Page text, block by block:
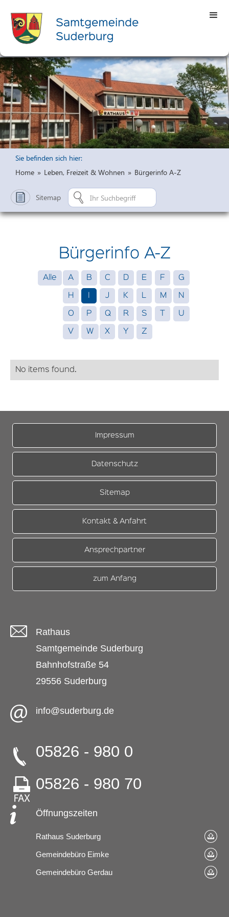
Sie befinden sich hier:
Home » Leben, Freizeit & Wohnen » Bürgerinfo A-Z
Sitemap
Bürgerinfo A-Z
Alle A B C D E F G
H J K L M N
O P Q R S U
V W X Y Z
No items found.
Impressum
Datenschutz
Sitemap
Kontakt & Anfahrt
Ansprechpartner
zum Anfang
Rathaus
Samtgemeinde Suderburg
Bahnhofstraße 54
29556 Suderburg
info@suderburg.de
05826 - 980 0
05826 - 980 70
Öffnungszeiten
Rathaus Suderburg
Gemeindebüro Eimke
Gemeindebüro Gerdau